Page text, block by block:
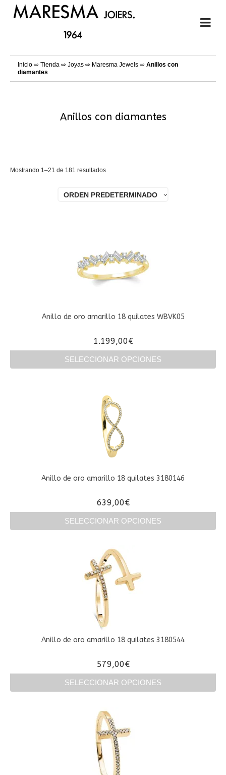
Inicio ⇨ Tienda ⇨ Joyas ⇨ Maresma Jewels ⇨ Anillos con
diamantes
Anillos con diamantes
Mostrando 1–21 de 181 resultados
ORDEN PREDETERMINADO
Anillo de oro amarillo 18 quilates WBVK05
1.199,00€
SELECCIONAR OPCIONES
múltiples
variantes.
Las
opciones
se
pueden
en
de
producto
Anillo de oro amarillo 18 quilates 3180146
639,00€
SELECCIONAR OPCIONES
tiene
múltiples
variantes.
Las
en
de
producto
Anillo de oro amarillo 18 quilates 3180544
579,00€
SELECCIONAR OPCIONES
múltiples
variantes.
Las
opciones
se